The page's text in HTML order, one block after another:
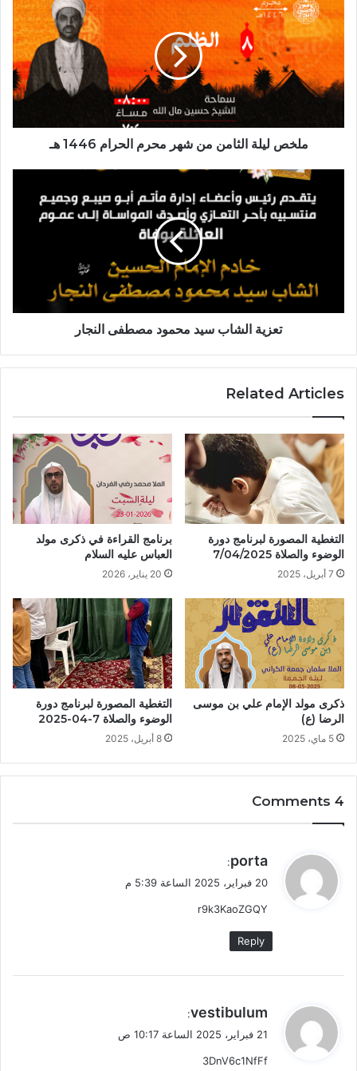
ليلة
الثامن
من
محرم
الحرام
هـ
ملخص ليلة الثامن من شهر محرم الحرام 1446 هـ
تعزية الشاب سيد محمود مصطفى النجار
Related Articles
التغطية المصورة لبرنامج دورة
الوضوء والصلاة 7/04/2025
7 أبريل، 2025
برنامج القراءة في ذكرى مولد
العباس عليه السلام
20 يناير، 2026
ذكرى مولد الإمام علي بن موسى
الرضا (ع)
5 ماي، 2025
التغطية المصورة لبرنامج دورة
الوضوء والصلاة 7-04-2025
8 أبريل، 2025
4 Comments
ي
ل
porta
:
20 فبراير، 2025 الساعة 5:39 م
r9k3KaoZGQY
Reply
ي
ل
vestibulum
:
21 فبراير، 2025 الساعة 10:17 ص
3DnV6c1NfFf